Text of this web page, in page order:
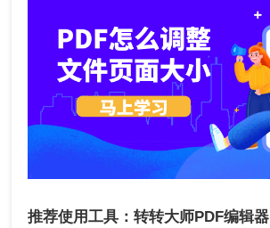
推荐使用工具：转转大师PDF编辑器